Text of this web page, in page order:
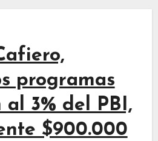
programas
3% del PBI,
$900.000